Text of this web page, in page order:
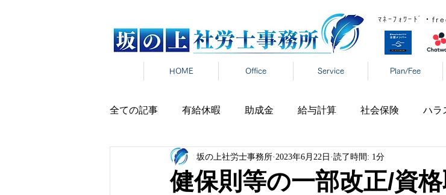
ﾏﾈｰﾌｫﾜｰﾄﾞ・
HOME Office Service Plan/Fee
全ての記事 有給休暇 助成金 給与計算 社会保険 ハラ
労働時間 雇用契約 在宅勤務 税制 高齢者雇用
健保則等の一部改正/資
坂の上社労士事務所 2023年6月22日 読了時間: 1分